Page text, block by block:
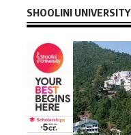
SHOOLINI UNIVERSITY